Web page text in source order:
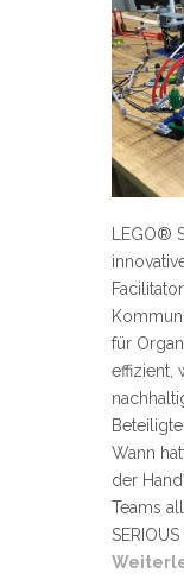
LEGO®
für
effizient,
Wann
der
Teams